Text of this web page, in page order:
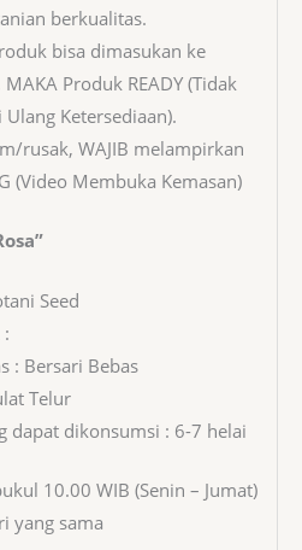
berkualitas.
bisa dimasukan ke
Produk READY (Tidak
Ketersediaan).
rusak, WAJIB melampirkan
(Video Membuka Kemasan)
Seed
: Bersari Bebas
Telur
dapat dikonsumsi : 6-7 helai
10.00 WIB (Senin – Jumat)
yang sama